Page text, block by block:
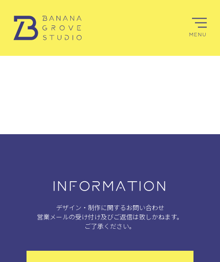
MENU
INFORMATION
デザイン・制作に関するお問い合わせ
営業メールの受け付け及びご返信は致しかねます。
ご了承ください。